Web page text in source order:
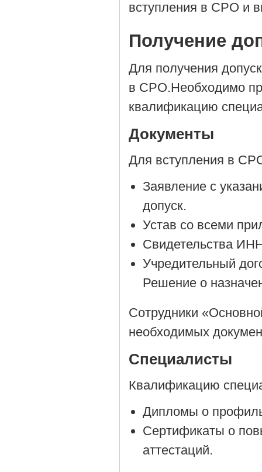
вступления в СРО и
Получение
Для получения
в СРО.Необходимо
квалификацию
Документы
Для вступления в
Заявление с
допуск.
Устав со всеми
Свидетельства
Учредительный
Решение о
Сотрудники
необходимых
Специалисты
Квалификацию
Дипломы о
Сертификаты о
аттестаций.